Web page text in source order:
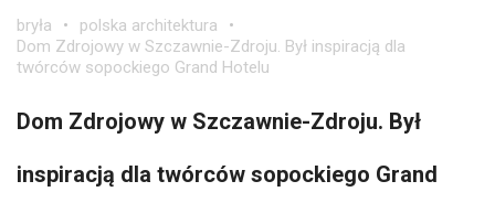
bryła
polska architektura
Dom Zdrojowy w Szczawnie-Zdroju. Był inspiracją dla
twórców sopockiego Grand Hotelu
Dom Zdrojowy w Szczawnie-Zdroju. Był
inspiracją dla twórców sopockiego Grand